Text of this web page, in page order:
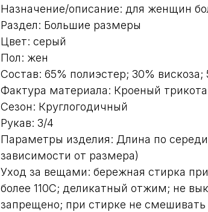
Назначение/описание: для женщин
Раздел: Большие размеры
Цвет: серый
Пол: жен
Состав: 65% полиэстер; 30% вискоза;
Фактура материала: Кроеный
Сезон: Круглогодичный
Рукав: 3/4
Параметры изделия: Длина по
зависимости от размера)
Уход за вещами: бережная стирка
более 110С; деликатный отжим; не
запрещено; при стирке не